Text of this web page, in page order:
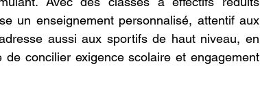
un enseignement personnalisé, attentif aux
aussi aux sportifs de haut niveau, en
concilier exigence scolaire et engagement